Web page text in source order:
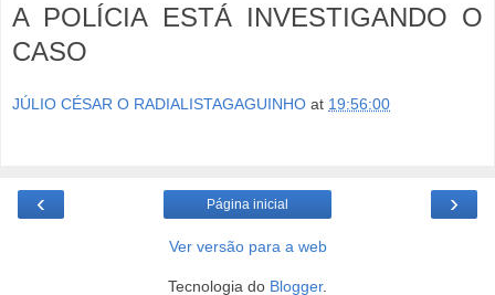
A POLÍCIA ESTÁ INVESTIGANDO O
CASO
JÚLIO CÉSAR O RADIALISTAGAGUINHO at 19:56:00
‹ ›
Página inicial
Ver versão para a web
Tecnologia do Blogger.